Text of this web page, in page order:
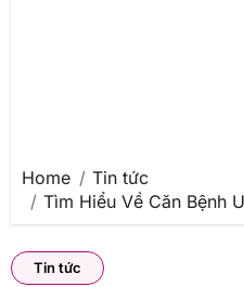
Home
Tin tức
Tìm Hiểu Về Căn Bệnh
Tin tức